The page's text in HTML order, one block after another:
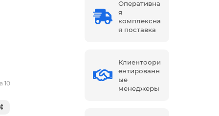
10
Оперативна
я
комплексна
я поставка
Клиентоори
ентированн
ые
менеджеры